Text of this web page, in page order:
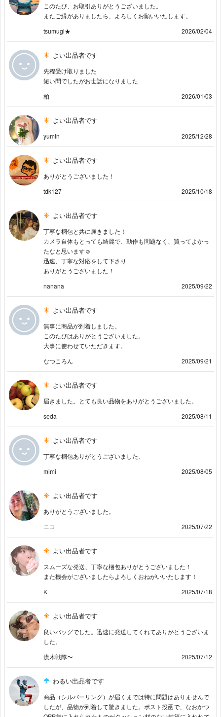
このたび、お取引ありがとうございました。
またご縁がありましたら、よろしくお願いいたします。
tsumugi★
2026/02/04
よい出品者です
先程受け取りました
短い間でしたがお世話になりました
柏
2026/01/03
よい出品者です
yumin 2025/12/28
よい出品者です
ありがとうございました！
tdk127
2025/10/18
よい出品者です
丁寧な梱包と共に届きました！
カメラ自体もとっても綺麗で、動作も問題なく、買ってよかっ
たなと思います☺️
迅速、丁寧な対応をして下さり
ありがとうございました！
nanana
2025/09/22
よい出品者です
無事に商品が到着しました。
このたびはありがとうございました。
大事に使わせていただきます。
なつころん
2025/09/21
よい出品者です
届きました。とても良い品物をありがとうございました。
seda
2025/08/11
よい出品者です
丁寧な梱包ありがとうございました、
mimi
2025/08/05
よい出品者です
ありがとうございました。
ニコ
2025/07/22
よい出品者です
スムーズな発送、丁寧な梱包ありがとうございました！
また機会がございましたらよろしくおねがいいたします！
K
2025/07/18
よい出品者です
良いバッグでした。迅速に発送してくれてありがとうございま
した。
流木戦隊〜
2025/07/12
わるい出品者です
商品（シルバーリング）が届くまでは特に問題はありませんで
したが、品物が到着して驚きました。ポスト投函で、なおかつ